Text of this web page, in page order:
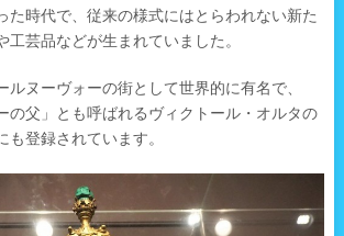
た時代で、従来の様式にはとらわれない新た
工芸品などが生まれていました。
ルヌーヴォーの街として世界的に有名で、
の父」とも呼ばれるヴィクトール・オルタの
も登録されています。